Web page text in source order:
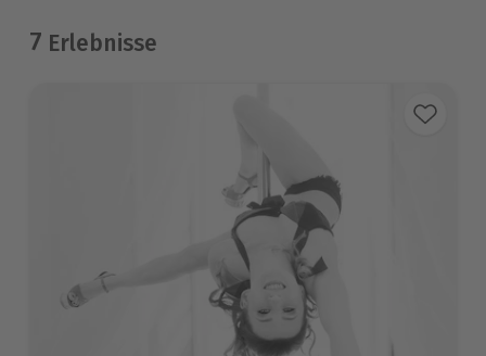
7 Erlebnisse